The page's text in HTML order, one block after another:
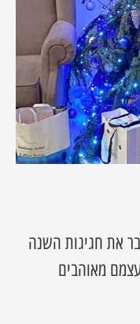
את חגיגות השנה
מאוהבים